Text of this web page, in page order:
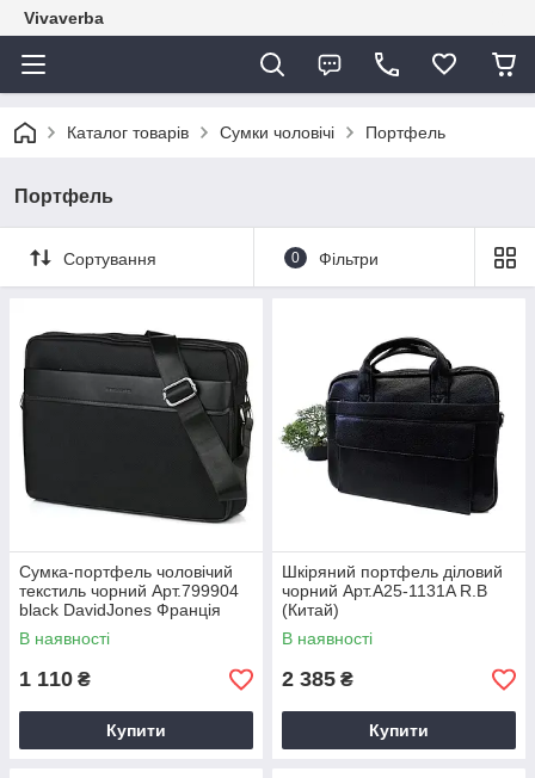
Vivaverba
Каталог товарів Сумки чоловічі Портфель
Портфель
Сортування 0 Фільтри
Сумка-портфель чоловічий
текстиль чорний Арт.799904
black DavidJones Франція
В наявності
1 110 ₴
Купити
Шкіряний портфель діловий
чорний Арт.A25-1131A R.B
(Китай)
В наявності
2 385 ₴
Купити